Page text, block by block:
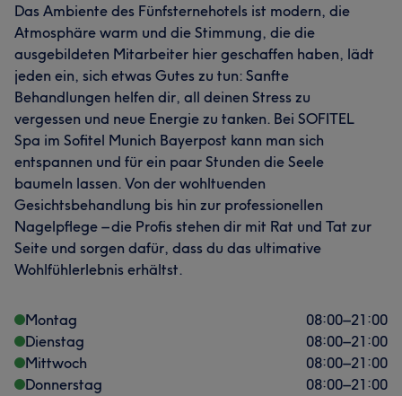
Das Ambiente des Fünfsternehotels ist modern, die
Atmosphäre warm und die Stimmung, die die
ausgebildeten Mitarbeiter hier geschaffen haben, lädt
jeden ein, sich etwas Gutes zu tun: Sanfte
Behandlungen helfen dir, all deinen Stress zu
vergessen und neue Energie zu tanken. Bei SOFITEL
Spa im Sofitel Munich Bayerpost kann man sich
entspannen und für ein paar Stunden die Seele
baumeln lassen. Von der wohltuenden
Gesichtsbehandlung bis hin zur professionellen
Nagelpflege – die Profis stehen dir mit Rat und Tat zur
Seite und sorgen dafür, dass du das ultimative
Wohlfühlerlebnis erhältst.
Montag 08:00–21:00
Dienstag
08:00–21:00
Mittwoch
08:00–21:00
Donnerstag
08:00–21:00